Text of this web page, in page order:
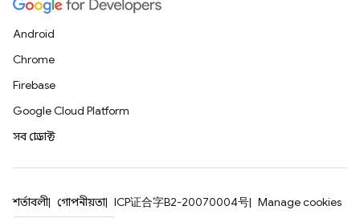
Android
Chrome
Firebase
Google Cloud Platform
সব প্রোডাক্ট
শর্তাবলী গোপনীয়তা ICP证合字B2-20070004号 Manage cookies